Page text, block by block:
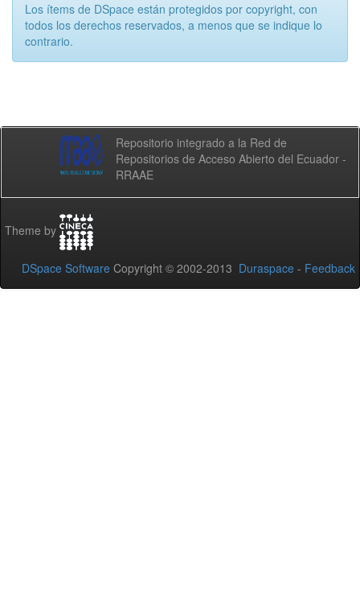
Los ítems de DSpace están protegidos por copyright, con
todos los derechos reservados, a menos que se indique lo
contrario.
Repositorio integrado a la Red de
Repositorios de Acceso Abierto del Ecuador -
RRAAE
Theme by
DSpace Software Copyright © 2002-2013 Duraspace - Feedback